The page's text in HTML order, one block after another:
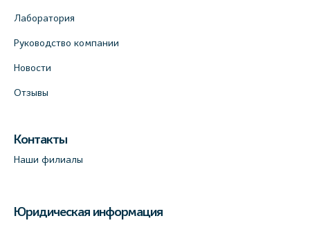
Лаборатория
Руководство компании
Новости
Отзывы
Контакты
Наши филиалы
Юридическая информация